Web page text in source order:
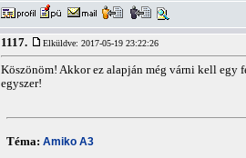
1117. Elküldve: 2017-05-19 23:22:26
Köszönöm! Akkor ez alapján még várni kell egy
egyszer!
Téma: Amiko A3